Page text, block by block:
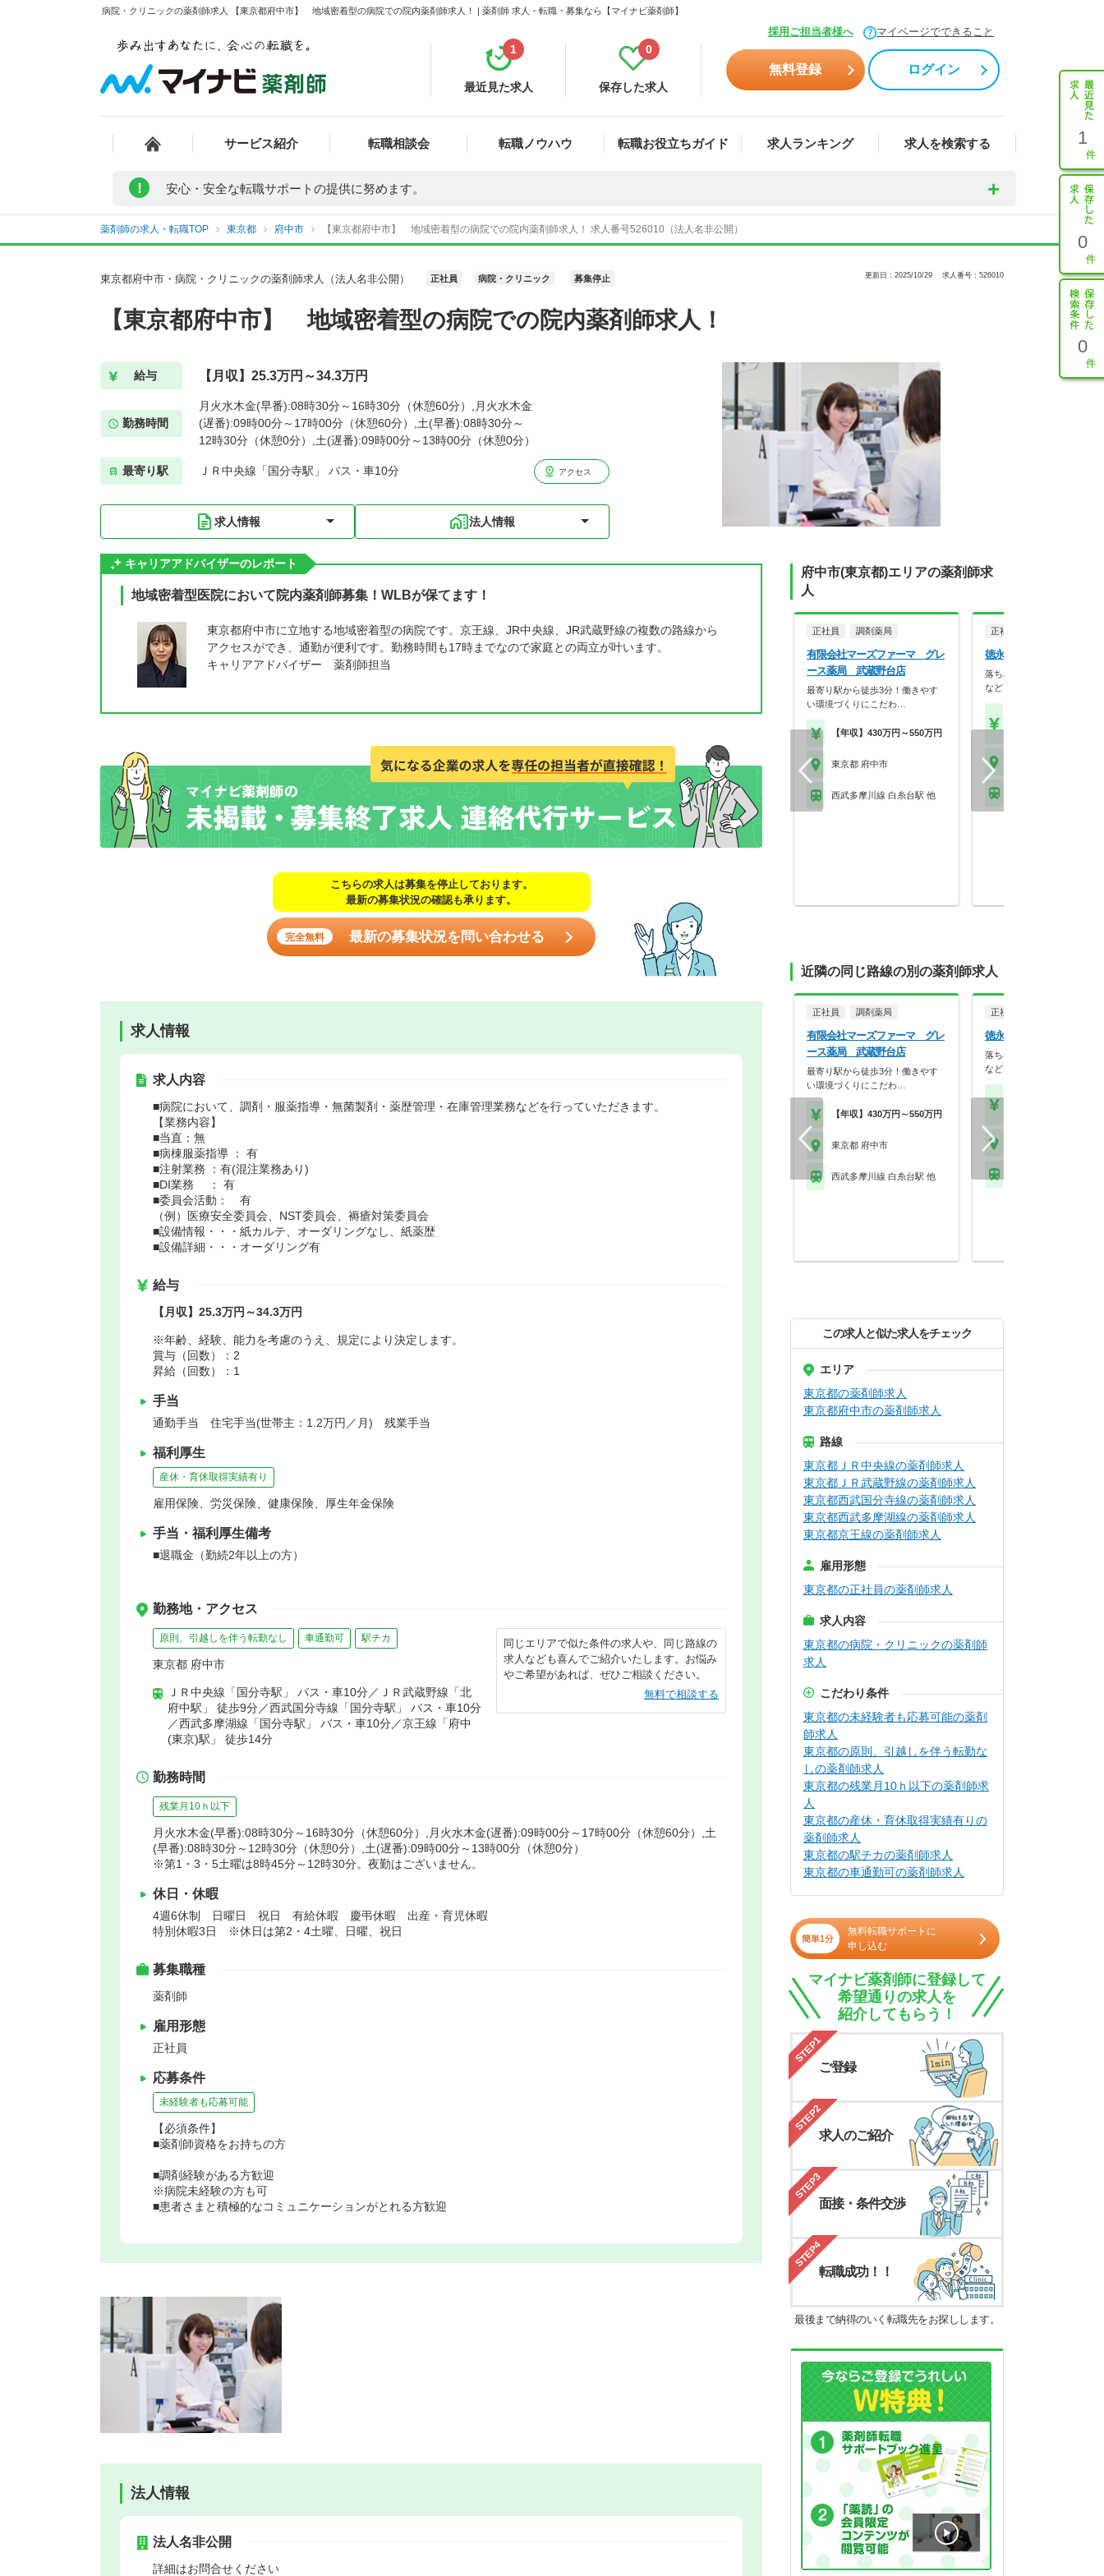
病院・クリニックの薬剤師求人 【東京都府中市】 地域密着型の病院での院内薬剤師求人！ | 薬剤師 求人・転職・募集なら【マイナビ薬剤師】
採用ご担当者様へ マイページでできること
最近見た求人
1
保存した求人
0
無料登録 ログイン
サービス紹介 転職相談会 転職ノウハウ 転職お役立ちガイド 求人ランキング 求人を検索する 1
0
0
! 安心・安全な転職サポートの提供に努めます。
薬剤師の求人・転職TOP 東京都 府中市 【東京都府中市】 地域密着型の病院での院内薬剤師求人！ 求人番号526010（法人名非公開）
東京都府中市・病院・クリニックの薬剤師求人（法人名非公開） 正社員 病院・クリニック 募集停止 更新日：2025/10/29 求人番号：526010
【東京都府中市】 地域密着型の病院での院内薬剤師求人！
給与 【月収】25.3万円～34.3万円
勤務時間
月火水木金(早番):08時30分～16時30分（休憩60分）,月火水木金
(遅番):09時00分～17時00分（休憩60分）,土(早番):08時30分～
12時30分（休憩0分）,土(遅番):09時00分～13時00分（休憩0分）
最寄り駅 ＪＲ中央線「国分寺駅」 バス・車10分 アクセス
求人情報 法人情報
キャリアアドバイザーのレポート
地域密着型医院において院内薬剤師募集！WLBが保てます！
東京都府中市に立地する地域密着型の病院です。京王線、JR中央線、JR武蔵野線の複数の路線から
アクセスができ、通勤が便利です。勤務時間も17時までなので家庭との両立が叶います。
キャリアアドバイザー 薬剤師担当
こちらの求人は募集を停止しております。
最新の募集状況の確認も承ります。
完全無料 最新の募集状況を問い合わせる
求人情報
求人内容
■病院において、調剤・服薬指導・無菌製剤・薬歴管理・在庫管理業務などを行っていただきます。
【業務内容】
■当直：無
■病棟服薬指導 ： 有
■注射業務 ：有(混注業務あり)
■DI業務 ： 有
■委員会活動： 有
（例）医療安全委員会、NST委員会、褥瘡対策委員会
■設備情報・・・紙カルテ、オーダリングなし、紙薬歴
■設備詳細・・・オーダリング有
給与
【月収】25.3万円～34.3万円
※年齢、経験、能力を考慮のうえ、規定により決定します。
賞与（回数）：2
昇給（回数）：1
手当
通勤手当 住宅手当(世帯主：1.2万円／月) 残業手当
福利厚生
産休・育休取得実績有り
雇用保険、労災保険、健康保険、厚生年金保険
手当・福利厚生備考
■退職金（勤続2年以上の方）
勤務地・アクセス
原則、引越しを伴う転勤なし 車通勤可 駅チカ
東京都 府中市
ＪＲ中央線「国分寺駅」 バス・車10分／ＪＲ武蔵野線「北
府中駅」 徒歩9分／西武国分寺線「国分寺駅」 バス・車10分
／西武多摩湖線「国分寺駅」 バス・車10分／京王線「府中
(東京)駅」 徒歩14分
同じエリアで似た条件の求人や、同じ路線の
求人なども喜んでご紹介いたします。お悩み
やご希望があれば、ぜひご相談ください。
無料で相談する
勤務時間
残業月10ｈ以下
月火水木金(早番):08時30分～16時30分（休憩60分）,月火水木金(遅番):09時00分～17時00分（休憩60分）,土
(早番):08時30分～12時30分（休憩0分）,土(遅番):09時00分～13時00分（休憩0分）
※第1・3・5土曜は8時45分～12時30分。夜勤はございません。
休日・休暇
4週6休制 日曜日 祝日 有給休暇 慶弔休暇 出産・育児休暇
特別休暇3日 ※休日は第2・4土曜、日曜、祝日
募集職種
薬剤師
雇用形態
正社員
応募条件
未経験者も応募可能
【必須条件】
■薬剤師資格をお持ちの方
■調剤経験がある方歓迎
※病院未経験の方も可
■患者さまと積極的なコミュニケーションがとれる方歓迎
法人情報
法人名非公開
詳細はお問合せください
府中市(東京都)エリアの薬剤師求
人
正社員 調剤薬局
有限会社マーズファーマ グレ
ース薬局 武蔵野台店
最寄り駅から徒歩3分！働きやす
い環境づくりにこだわ…
【年収】430万円～550万円
東京都 府中市
西武多摩川線 白糸台駅 他
正社員
徳永薬局株式会社 チロ
落ち着いた内装やバリアフリ
など、患者様が相談し…
近隣の同じ路線の別の薬剤師求人
正社員 調剤薬局
有限会社マーズファーマ グレ
ース薬局 武蔵野台店
最寄り駅から徒歩3分！働きやす
い環境づくりにこだわ…
【年収】430万円～550万円
東京都 府中市
西武多摩川線 白糸台駅 他
正社員
徳永薬局株式会社 チロ
落ち着いた内装やバリアフリ
など、患者様が相談し…
この求人と似た求人をチェック
エリア
東京都の薬剤師求人
東京都府中市の薬剤師求人
路線
東京都ＪＲ中央線の薬剤師求人
東京都ＪＲ武蔵野線の薬剤師求人
東京都西武国分寺線の薬剤師求人
東京都西武多摩湖線の薬剤師求人
東京都京王線の薬剤師求人
雇用形態
東京都の正社員の薬剤師求人
求人内容
東京都の病院・クリニックの薬剤師
求人
こだわり条件
東京都の未経験者も応募可能の薬剤
師求人
東京都の原則、引越しを伴う転勤な
しの薬剤師求人
東京都の残業月10ｈ以下の薬剤師求
人
東京都の産休・育休取得実績有りの
薬剤師求人
東京都の駅チカの薬剤師求人
東京都の車通勤可の薬剤師求人
簡単1分
無料転職サポートに
申し込む
マイナビ薬剤師に登録して
希望通りの求人を
紹介してもらう！
STEP1
ご登録
STEP2
求人のご紹介
STEP3
面接・条件交渉
STEP4
転職成功！！
最後まで納得のいく転職先をお探しします。